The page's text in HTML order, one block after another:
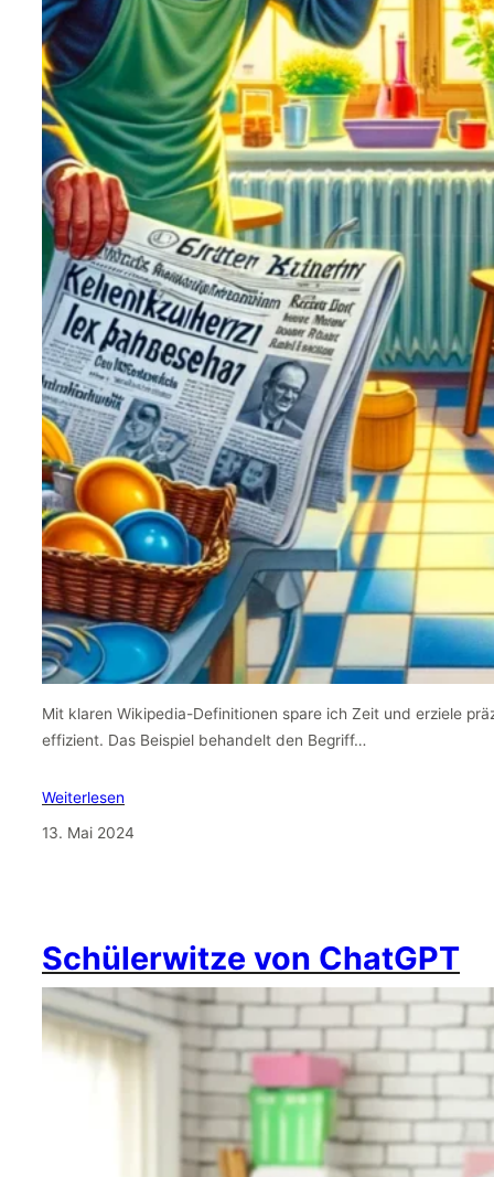
Mit klaren Wikipedia-Definitionen spare ich Zeit und erziele
effizient. Das Beispiel behandelt den Begriff…
Weiterlesen
13. Mai 2024
Schülerwitze von ChatGPT